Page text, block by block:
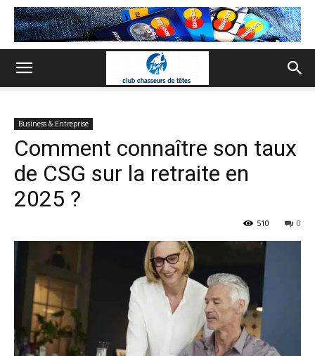
Business & Entreprise
Comment connaître son taux
de CSG sur la retraite en
2025 ?
0
510